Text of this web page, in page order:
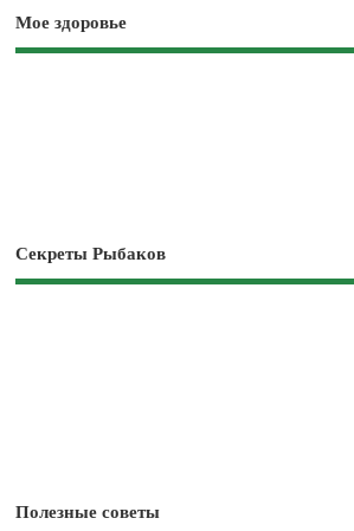
Мое здоровье
Секреты Рыбаков
Полезные советы